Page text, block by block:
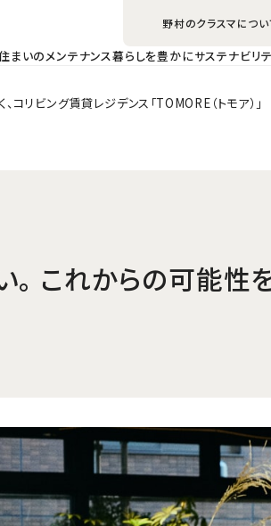
野村のクラスマにつ
まいのメンテナンス暮らしを豊かにサステナビリ
コリビング賃貸レジデンス「TOMORE（トモア）」
。 これからの可能性